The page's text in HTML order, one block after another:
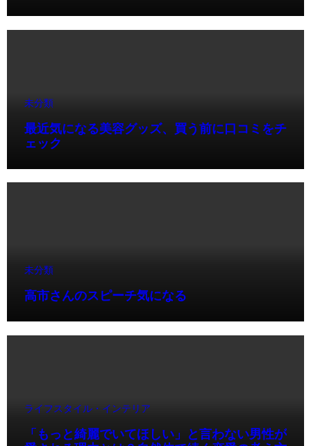
未分類
最近気になる美容グッズ、買う前に口コミをチ
ェック
未分類
高市さんのスピーチ気になる
ライフスタイル・インテリア
「もっと綺麗でいてほしい」と言わない男性が